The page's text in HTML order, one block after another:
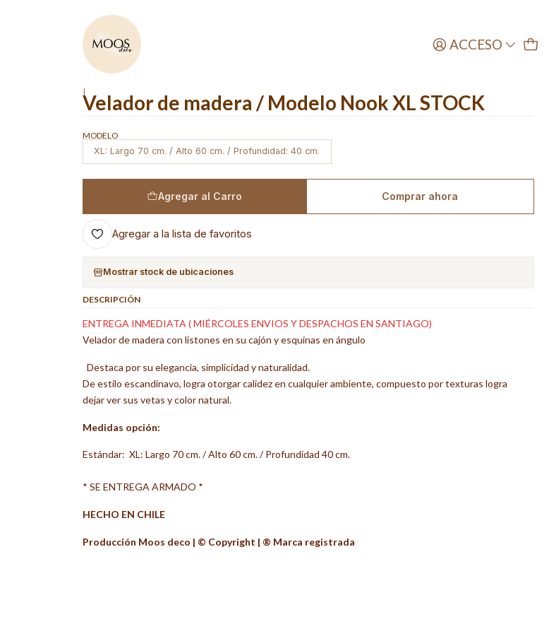
ACCESO
Bienvenido a nuestra tienda
Velador de madera / Modelo Nook XL STOCK
|Velador de madera / Modelo Nook XL STOCK
MODELO
XL: Largo 70 cm. / Alto 60 cm. / Profundidad: 40 cm.
Agregar al Carro Comprar ahora
Agregar a la lista de favoritos
Mostrar stock de ubicaciones
DESCRIPCIÓN
ENTREGA INMEDIATA ( MIÉRCOLES ENVIOS Y DESPACHOS EN SANTIAGO)
Velador de madera con listones en su cajón y esquinas en ángulo
Destaca por su elegancia, simplicidad y naturalidad.
De estilo escandinavo, logra otorgar calidez en cualquier ambiente, compuesto por texturas logra
dejar ver sus vetas y color natural.
Medidas opción:
Estándar: XL: Largo 70 cm. / Alto 60 cm. / Profundidad 40 cm.
* SE ENTREGA ARMADO *
HECHO EN CHILE
Producción Moos deco | ©️ Copyright | ®️ Marca registrada